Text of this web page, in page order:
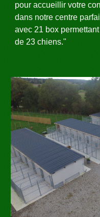
pour accueillir votre
dans notre centre
avec 21 box
de 23 chiens."